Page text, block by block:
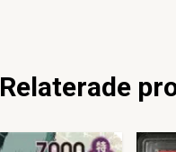
Relaterade